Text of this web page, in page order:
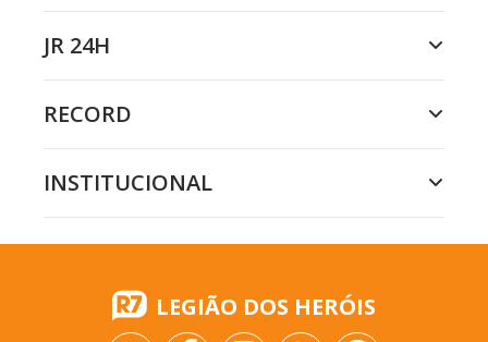
JR 24H
RECORD
INSTITUCIONAL
LEGIÃO DOS HERÓIS